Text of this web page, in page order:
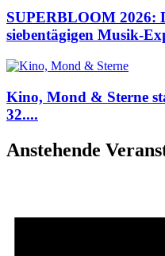
SUPERBLOOM 2026:
siebentägigen Musik-
Kino, Mond & Sterne
32....
Anstehende